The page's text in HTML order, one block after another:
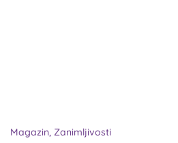
Magazin, Zanimljivosti